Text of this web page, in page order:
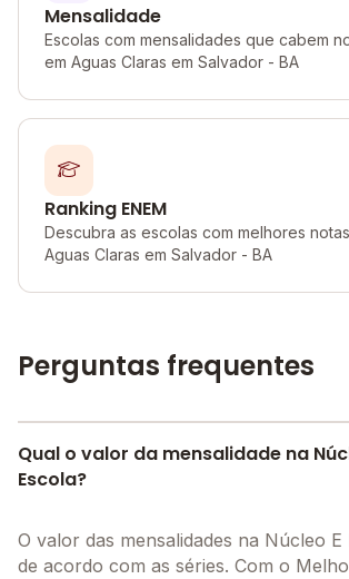
Mensalidade
Escolas com mensalidades que cabem
em Aguas Claras em Salvador - BA
Ranking ENEM
Descubra as escolas com melhores
Aguas Claras em Salvador - BA
Perguntas frequentes
Qual o valor da mensalidade na
Escola?
O valor das mensalidades na Núcleo E
de acordo com as séries. Com o